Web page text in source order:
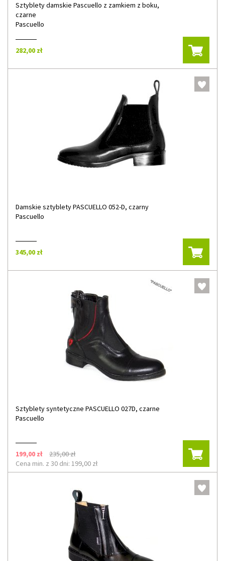
Sztyblety damskie Pascuello z zamkiem z boku,
czarne
Pascuello
282,00 zł
Damskie sztyblety PASCUELLO 052-D, czarny
Pascuello
345,00 zł
Sztyblety syntetyczne PASCUELLO 027D, czarne
Pascuello
199,00 zł
235,00 zł
Cena min. z 30 dni: 199,00 zł